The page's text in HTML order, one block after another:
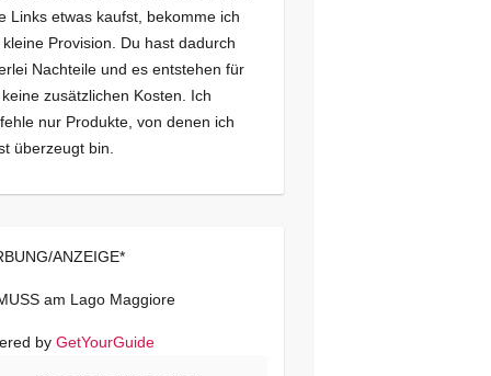
Links etwas kaufst, bekomme ich
Provision. Du hast dadurch
Nachteile und es entstehen für
zusätzlichen Kosten. Ich
nur Produkte, von denen ich
überzeugt bin.
ANZEIGE*
am Lago Maggiore
by GetYourGuide